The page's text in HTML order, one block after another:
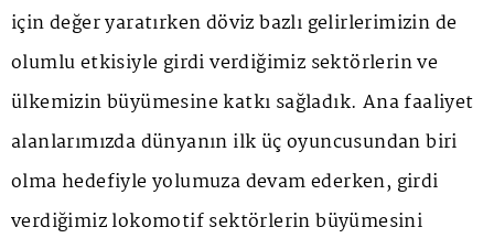
için değer yaratırken döviz bazlı gelirlerimizin de
olumlu etkisiyle girdi verdiğimiz sektörlerin ve
ülkemizin büyümesine katkı sağladık. Ana faaliyet
alanlarımızda dünyanın ilk üç oyuncusundan biri
olma hedefiyle yolumuza devam ederken, girdi
verdiğimiz lokomotif sektörlerin büyümesini